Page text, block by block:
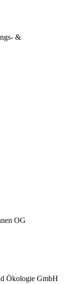
&
OG
Ökologie GmbH